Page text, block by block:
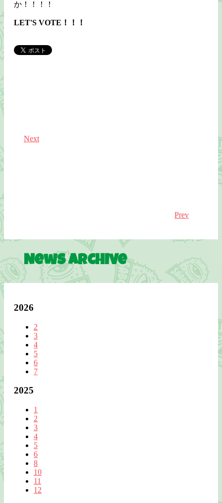
か！！！！
LET'S VOTE！！！
Next
Prev
News Archive
2026
2
3
4
5
6
7
2025
1
2
3
4
5
6
8
10
11
12